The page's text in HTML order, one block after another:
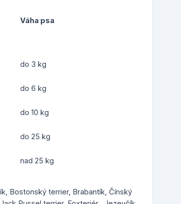
Váha psa
do 3 kg
do 6 kg
do 10 kg
do 25 kg
nad 25 kg
Bostonský terrier, Brabantík, Čínský